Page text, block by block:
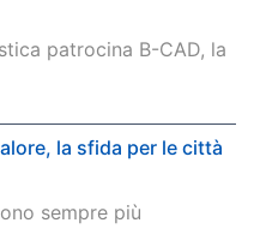
patrocina B-CAD, la
la sfida per le città
sempre più